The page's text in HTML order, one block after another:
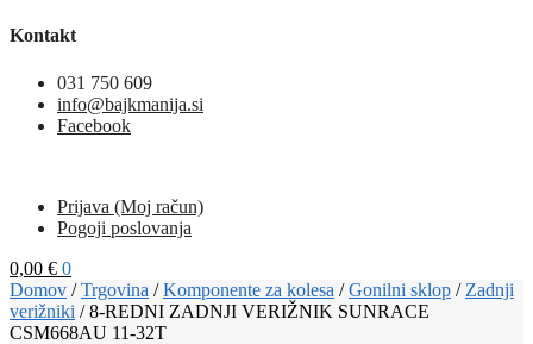
Kontakt
031 750 609
info@bajkmanija.si
Facebook
Prijava (Moj račun)
Pogoji poslovanja
0,00 € 0
Domov /Trgovina /Komponente za kolesa /Gonilni sklop / Zadnji
verižniki /8-REDNI ZADNJI VERIŽNIK SUNRACE
CSM668AU 11-32T